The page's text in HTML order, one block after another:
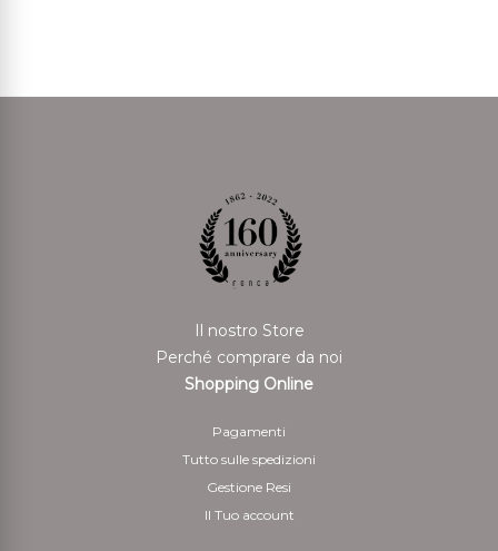
mezzo di pagamento scelto. Il rimborso può essere
sospeso fino al ricevimento dei beni oppure fino
allíavvenuta dimostrazione da parte del cliente di aver
Per il rimborso da effettuarsi tramite bonifico bancario
il Cliente deve indicare anche le coordinate bancarie
necessarie per restituire le somme corrisposte
valore dei beni risultante da una manipolazione diversa
da quella necessaria per stabilire la natura, le
caratteristiche e il funzionamento dei beni
Il nostro Store
Perché comprare da noi
Shopping Online
Pagamenti
Tutto sulle spedizioni
Gestione Resi
Il Tuo account